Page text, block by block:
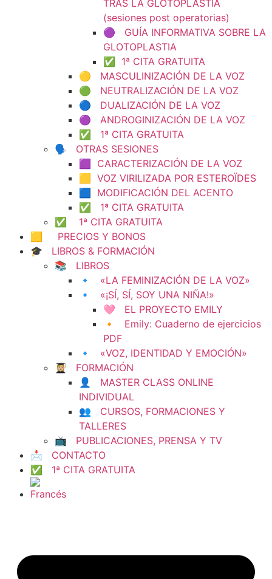
TRAS LA GLOTOPLASTIA
(sesiones post operatorias)
🟣 GUÍA INFORMATIVA SOBRE LA
GLOTOPLASTIA
✅ 1ª CITA GRATUITA
🟡 MASCULINIZACIÓN DE LA VOZ
🟢 NEUTRALIZACIÓN DE LA VOZ
🔵 DUALIZACIÓN DE LA VOZ
🟣 ANDROGINIZACIÓN DE LA VOZ
✅ 1ª CITA GRATUITA
🗣️ OTRAS SESIONES
🟪 CARACTERIZACIÓN DE LA VOZ
🟨 VOZ VIRILIZADA POR ESTEROÏDES
🟦 MODIFICACIÓN DEL ACENTO
✅ 1ª CITA GRATUITA
✅ 1ª CITA GRATUITA
🟨 PRECIOS Y BONOS
🎓 LIBROS & FORMACIÓN
📚 LIBROS
🔹 «LA FEMINIZACIÓN DE LA VOZ»
🔹 «¡SÍ, SÍ, SOY UNA NIÑA!»
🩷 EL PROYECTO EMILY
🔸 Emily: Cuaderno de ejercicios
PDF
🔹 «VOZ, IDENTIDAD Y EMOCIÓN»
👩🏼‍🎓 FORMACIÓN
👤 MASTER CLASS ONLINE
INDIVIDUAL
👥 CURSOS, FORMACIONES Y
TALLERES
📺 PUBLICACIONES, PRENSA Y TV
📩 CONTACTO
✅ 1ª CITA GRATUITA